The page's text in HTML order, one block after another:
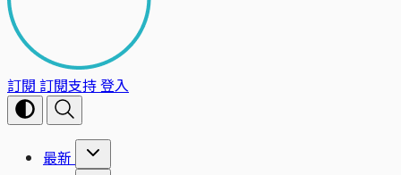
訂閱 訂閱支持登入
最新